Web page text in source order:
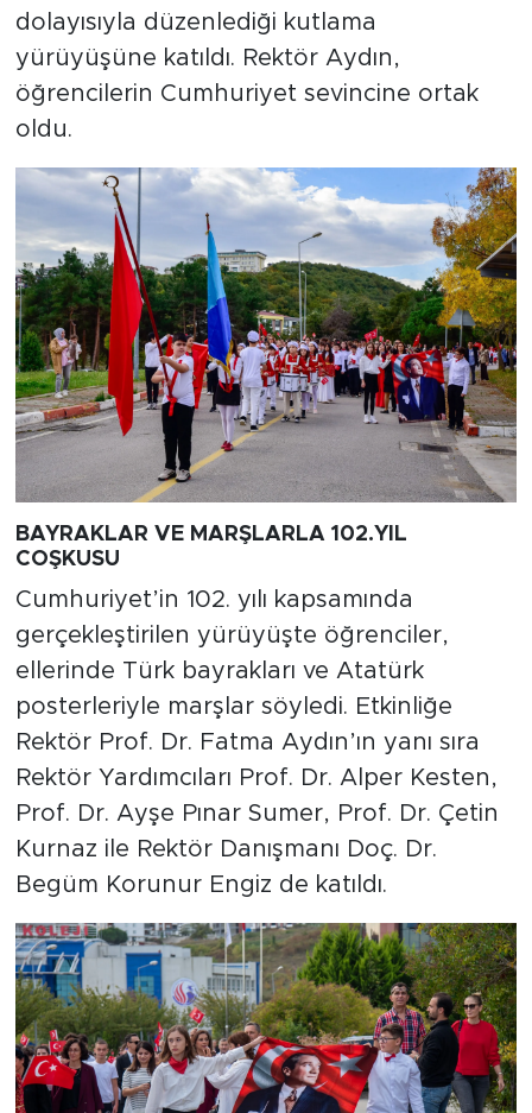
dolayısıyla düzenlediği kutlama
yürüyüşüne katıldı. Rektör Aydın,
öğrencilerin Cumhuriyet sevincine ortak
oldu.
BAYRAKLAR VE MARŞLARLA 102.YIL
COŞKUSU
Cumhuriyet’in 102. yılı kapsamında
gerçekleştirilen yürüyüşte öğrenciler,
ellerinde Türk bayrakları ve Atatürk
posterleriyle marşlar söyledi. Etkinliğe
Rektör Prof. Dr. Fatma Aydın’ın yanı sıra
Rektör Yardımcıları Prof. Dr. Alper Kesten,
Prof. Dr. Ayşe Pınar Sumer, Prof. Dr. Çetin
Kurnaz ile Rektör Danışmanı Doç. Dr.
Begüm Korunur Engiz de katıldı.